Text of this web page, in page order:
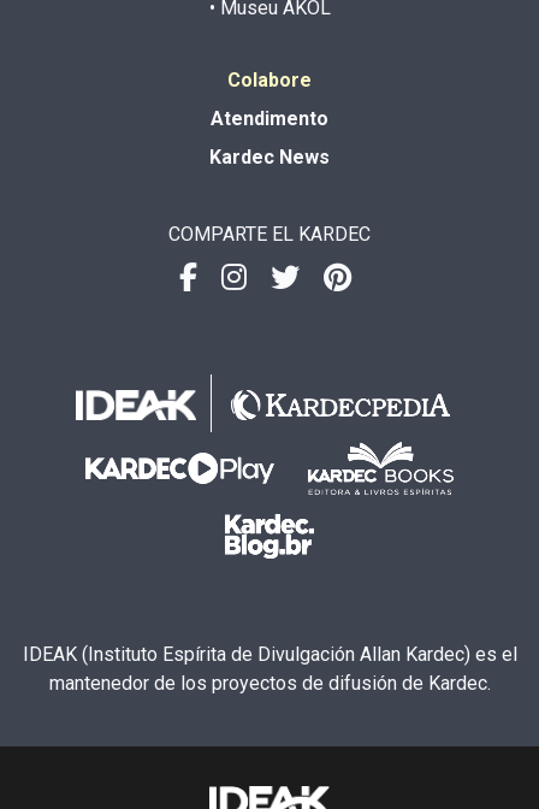
• Museu AKOL
Colabore
Atendimento
Kardec News
COMPARTE EL KARDEC
IDEAK (Instituto Espírita de Divulgación Allan Kardec) es el
mantenedor de los proyectos de difusión de Kardec.